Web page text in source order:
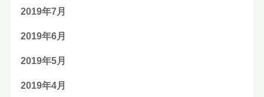
2019年7月
2019年6月
2019年5月
2019年4月